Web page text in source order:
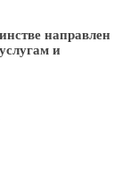
направлен
и